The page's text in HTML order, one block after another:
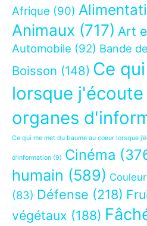
Afrique (90)
Animaux (717) Art
Automobile (92) Bande
Boisson (148) Ce
lorsque
organes
Ce qui me met du baume au coeur lorsque
d’information (9) Cinéma
humain (589)
(83) Défense (218)
végétaux (188)